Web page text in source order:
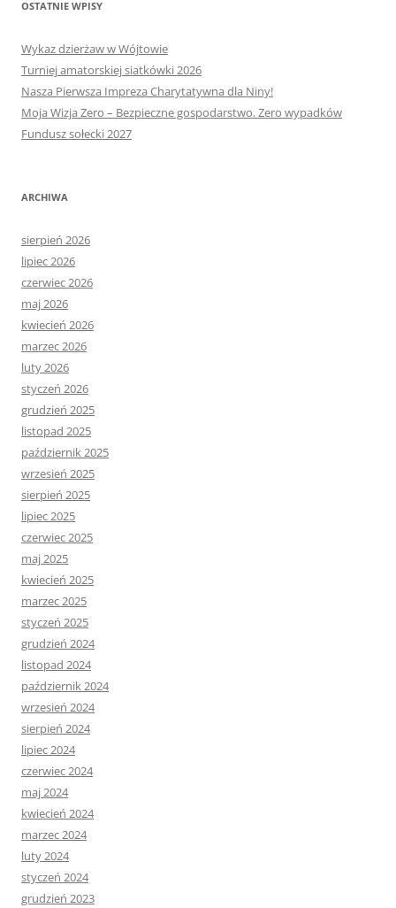
OSTATNIE WPISY
Wykaz dzierżaw w Wójtowie
Turniej amatorskiej siatkówki 2026
Nasza Pierwsza Impreza Charytatywna dla Niny!
Moja Wizja Zero – Bezpieczne gospodarstwo. Zero wypadków
Fundusz sołecki 2027
ARCHIWA
sierpień 2026
lipiec 2026
czerwiec 2026
maj 2026
kwiecień 2026
marzec 2026
luty 2026
styczeń 2026
grudzień 2025
listopad 2025
październik 2025
wrzesień 2025
sierpień 2025
lipiec 2025
czerwiec 2025
maj 2025
kwiecień 2025
marzec 2025
styczeń 2025
grudzień 2024
listopad 2024
październik 2024
wrzesień 2024
sierpień 2024
lipiec 2024
czerwiec 2024
maj 2024
kwiecień 2024
marzec 2024
luty 2024
styczeń 2024
grudzień 2023